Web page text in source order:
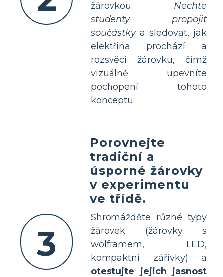
žárovkou. Nechte
studenty propojit
součástkya sledovat, jak
elektřina prochází a
rozsvěcí žárovku, čímž
vizuálně upevníte
pochopení tohoto
konceptu.
3
Porovnejte
tradiční a
úsporné žárovky
v experimentu
ve třídě.
Shromážděte různé typy
žárovek (žárovky s
wolframem, LED,
kompaktní zářivky) a
otestujte jejich jasnost